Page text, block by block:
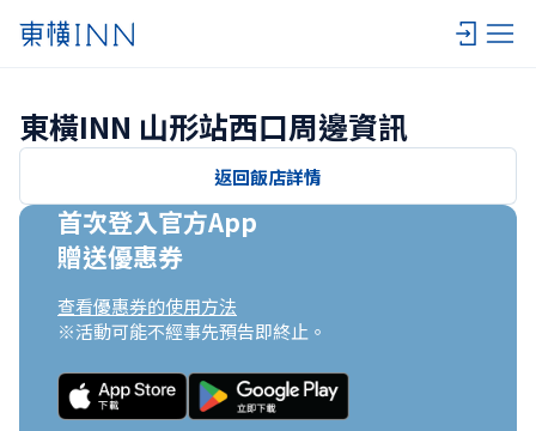
東橫INN 山形站西口周邊資訊
返回飯店詳情
首次登入官方App
贈送優惠券
查看優惠券的使用方法
※活動可能不經事先預告即終止。